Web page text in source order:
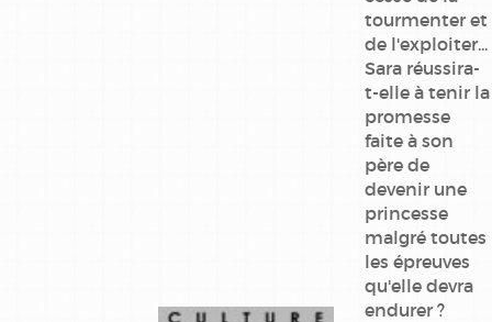
tourmenter et
de l'exploiter...
Sara réussira-
t-elle à tenir la
promesse
faite à son
père de
devenir une
princesse
malgré toutes
les épreuves
qu'elle devra
endurer ?